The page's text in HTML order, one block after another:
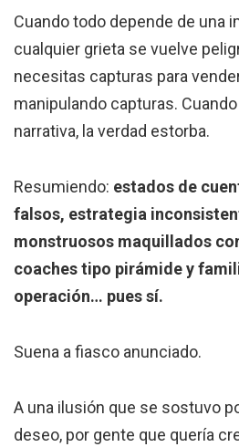
Cuando todo depende de una
cualquier grieta se vuelve
necesitas capturas para
manipulando capturas.
narrativa, la verdad estorba.
Resumiendo: estados de
falsos, estrategia
monstruosos maquillados
coaches tipo pirámide y
operación… pues sí.
Suena a fiasco anunciado.
A una ilusión que se sostuvo
deseo, por gente que quería